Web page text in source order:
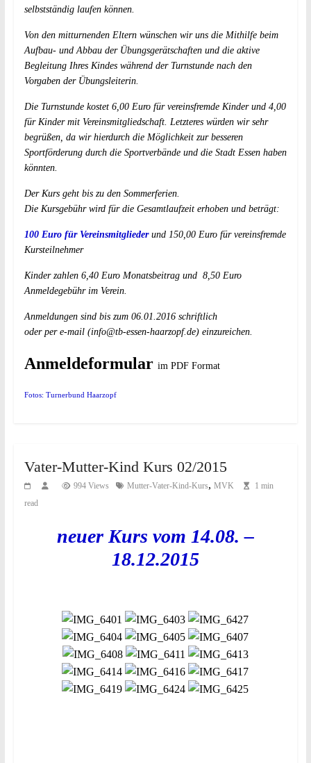
selbstständig laufen können.
Von den mitturnenden Eltern wünschen wir uns die Mithilfe beim
Aufbau- und Abbau der Übungsgerätschaften und die aktive
Begleitung Ihres Kindes während der Turnstunde nach den
Vorgaben der Übungsleiterin.
Die Turnstunde kostet 6,00 Euro für vereinsfremde Kinder und 4,00
für Kinder mit Vereinsmitgliedschaft. Letzteres würden wir sehr
begrüßen, da wir hierdurch die Möglichkeit zur besseren
Sportförderung durch die Sportverbände und die Stadt Essen haben
könnten.
Der Kurs geht bis zu den Sommerferien.
Die Kursgebühr wird für die Gesamtlaufzeit erhoben und beträgt:
100 Euro für Vereinsmitgliederund 150,00 Euro für vereinsfremde
Kursteilnehmer
Kinder zahlen 6,40 Euro Monatsbeitrag und 8,50 Euro
Anmeldegebühr im Verein.
Anmeldungen sind bis zum 06.01.2016 schriftlich
oder per e-mail (info@tb-essen-haarzopf.de) einzureichen.
Anmeldeformular im PDF Format
Fotos: Turnerbund Haarzopf
Vater-Mutter-Kind Kurs 02/2015
994 Views Mutter-Vater-Kind-Kurs, MVK
1 min
read
neuer Kurs vom 14.08. –
18.12.2015